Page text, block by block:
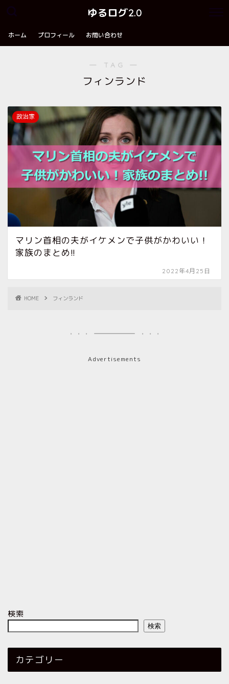
ゆるログ2.0
ホーム プロフィール お問い合わせ
― TAG ―
フィンランド
政治家
マリン首相の夫がイケメンで子供がかわいい！
家族のまとめ!!
2022年4月25日
HOME フィンランド
Advertisements
検索
検索
カテゴリー